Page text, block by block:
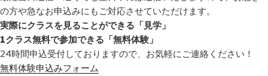
の方や急なお申込みにもご対応させていただけます。
実際にクラスを見ることができる「見学」
1クラス無料で参加できる「無料体験」
24時間申込受付しておりますので、お気軽にご連絡ください！
無料体験申込みフォーム